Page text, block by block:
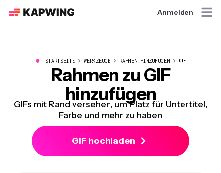
Anmelden
● STARTSEITE WERKZEUGE RAHMEN HINZUFÜGEN GIF
Rahmen zu GIF
hinzufügen
GIFs mit Rand versehen, um Platz für Untertitel,
Farbe und mehr zu haben
GIF hochladen